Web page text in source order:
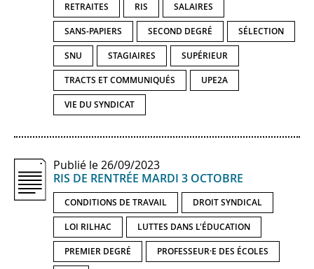
RETRAITES RIS SALAIRES
SANS-PAPIERS SECOND DEGRÉ SÉLECTION
SNU STAGIAIRES SUPÉRIEUR
TRACTS ET COMMUNIQUÉS UPE2A
VIE DU SYNDICAT
Publié le 26/09/2023
RIS DE RENTRÉE MARDI 3 OCTOBRE
CONDITIONS DE TRAVAIL DROIT SYNDICAL
LOI RILHAC LUTTES DANS L'ÉDUCATION
PREMIER DEGRÉ PROFESSEUR·E DES ÉCOLES